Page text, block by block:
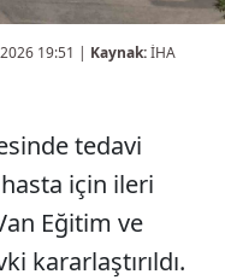
19:51 | Kaynak:İHA
tedavi
için ileri
Eğitim ve
kararlaştırıldı.